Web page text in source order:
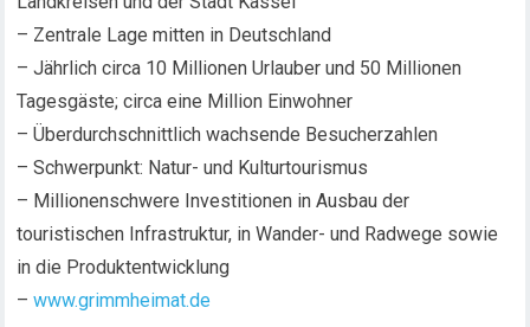
– Zentrale Lage mitten in Deutschland
– Jährlich circa 10 Millionen Urlauber und 50 Millionen
Tagesgäste; circa eine Million Einwohner
– Überdurchschnittlich wachsende Besucherzahlen
– Schwerpunkt: Natur- und Kulturtourismus
– Millionenschwere Investitionen in Ausbau der
touristischen Infrastruktur, in Wander- und Radwege sowie
in die Produktentwicklung
–www.grimmheimat.de